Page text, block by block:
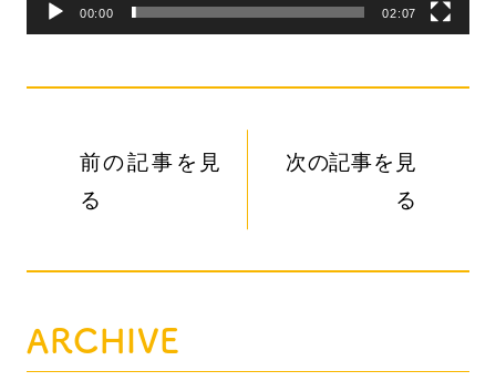
ー
00:00 02:07
前の記事を見
る
次の記事を見
る
ARCHIVE